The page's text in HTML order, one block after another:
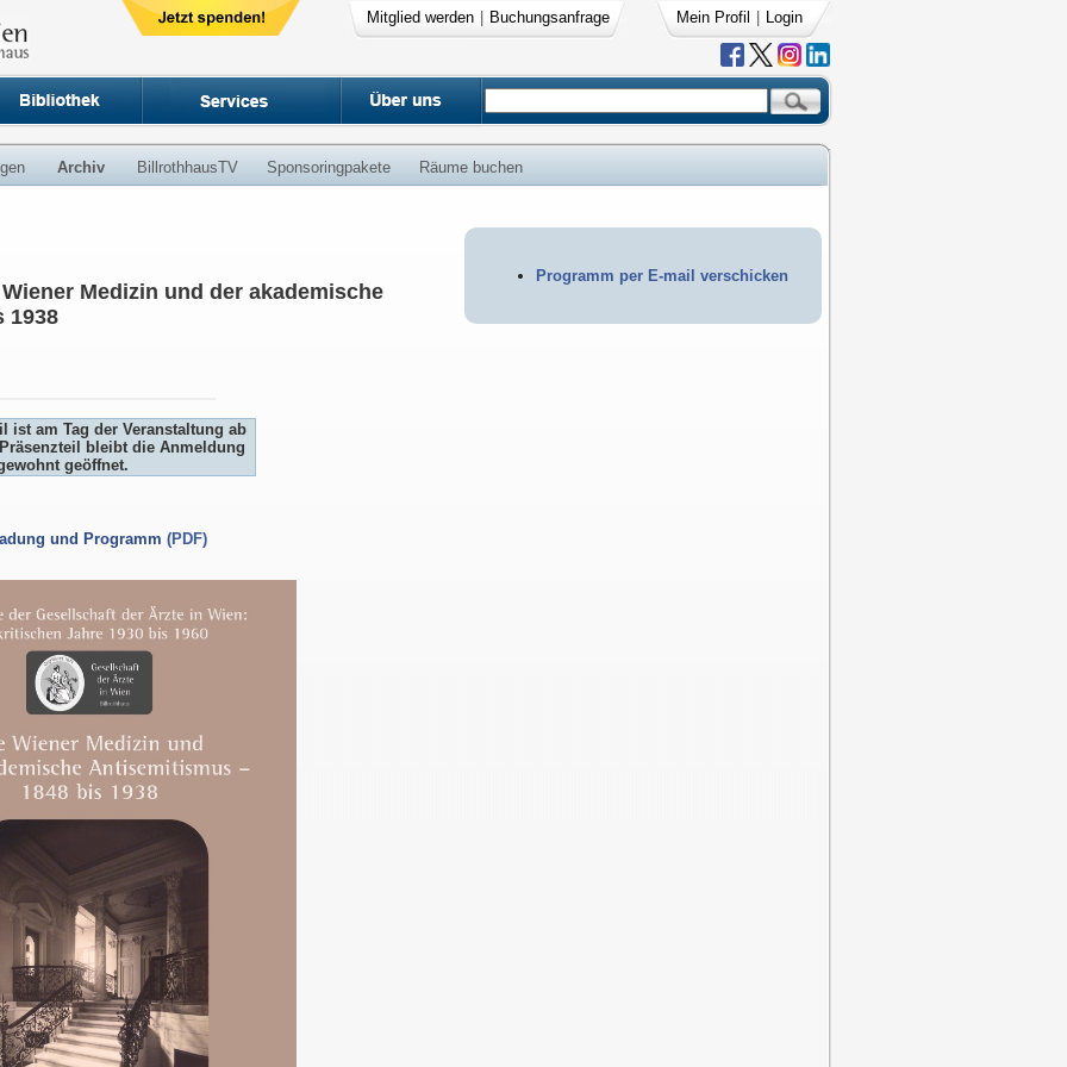
Mitglied werden Buchungsanfrage Mein Profil Login
Archiv BillrothhausTV Sponsoringpakete Räume buchen
Programm per E-mail verschicken
Medizin und der akademische
1938
ist am Tag der Veranstaltung ab
bleibt die Anmeldung
geöffnet.
und Programm (PDF)